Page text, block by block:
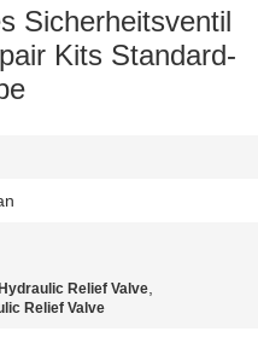
Sicherheitsventil
Kits Standard-
Relief Valve,
Relief Valve